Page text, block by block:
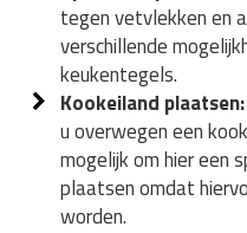
tegen vetvlekken en
verschillende
keukentegels.
Kookeiland plaatsen:
u overwegen een
mogelijk om hier een
plaatsen omdat
worden.